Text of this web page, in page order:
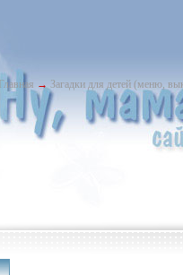
Главная → Загадки для детей (меню,